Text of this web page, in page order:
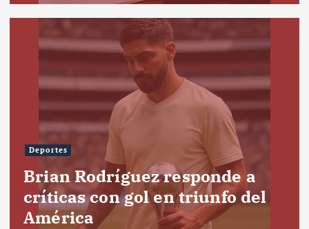
Deportes
Brian Rodríguez responde a
críticas con gol en triunfo del
América